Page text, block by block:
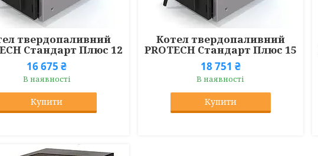
твердопаливний
Стандарт Плюс 12
16 675 ₴
В наявності
Купити
Котел твердопаливний
PROTECH Стандарт Плюс 15
18 751 ₴
В наявності
Купити